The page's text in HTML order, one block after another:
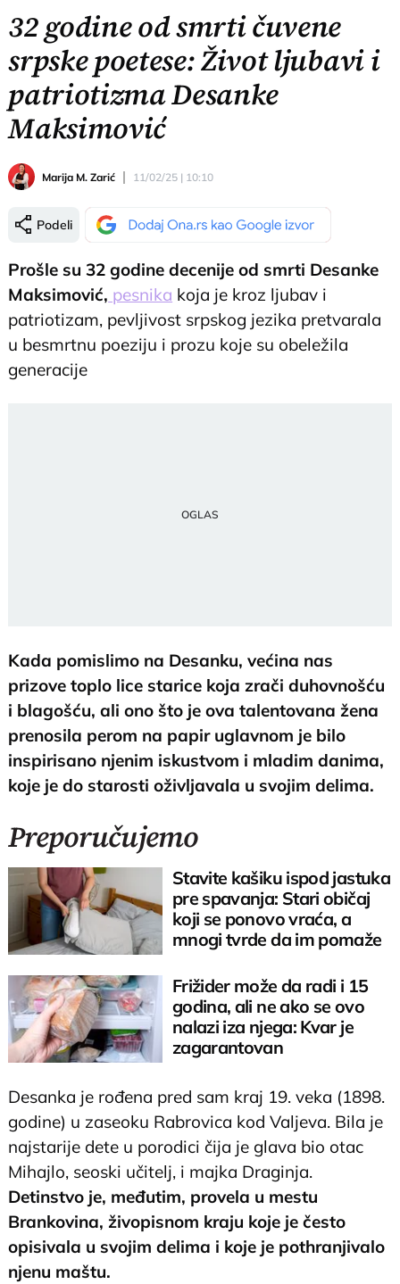
32 godine od smrti čuvene
srpske poetese: Život ljubavi i
patriotizma Desanke
Maksimović
Marija M. Zarić 11/02/25 | 10:10
Podeli
Prošle su 32 godine decenije od smrti Desanke
Maksimović, pesnika koja je kroz ljubav i
patriotizam, pevljivost srpskog jezika pretvarala
u besmrtnu poeziju i prozu koje su obeležila
generacije
Kada pomislimo na Desanku, većina nas
prizove toplo lice starice koja zrači duhovnošću
i blagošću, ali ono što je ova talentovana žena
prenosila perom na papir uglavnom je bilo
inspirisano njenim iskustvom i mladim danima,
koje je do starosti oživljavala u svojim delima.
Preporučujemo
Stavite kašiku ispod jastuka
pre spavanja: Stari običaj
koji se ponovo vraća, a
mnogi tvrde da im pomaže
Frižider može da radi i 15
godina, ali ne ako se ovo
nalazi iza njega: Kvar je
zagarantovan
Desanka je rođena pred sam kraj 19. veka (1898.
godine) u zaseoku Rabrovica kod Valjeva. Bila je
najstarije dete u porodici čija je glava bio otac
Mihajlo, seoski učitelj, i majka Draginja.
Detinstvo je, međutim, provela u mestu
Brankovina, živopisnom kraju koje je često
opisivala u svojim delima i koje je pothranjivalo
njenu maštu.